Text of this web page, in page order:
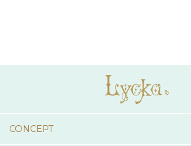
CONCEPT